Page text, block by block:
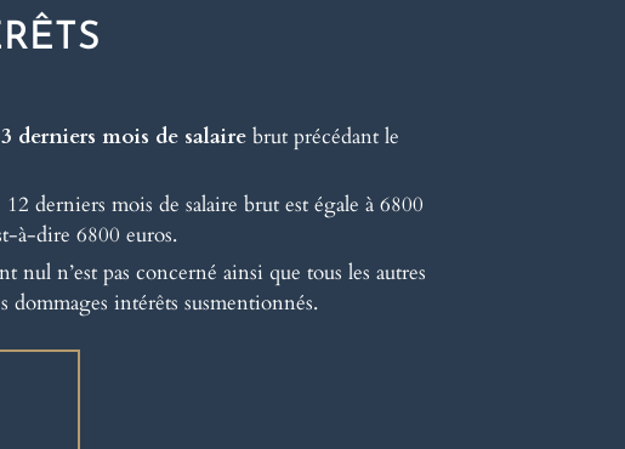
derniers mois de salairebrut précédant le
derniers mois de salaire brut est égale à 6800
à-dire 6800 euros.
nul n’est pas concerné ainsi que tous les autres
dommages intérêts susmentionnés.